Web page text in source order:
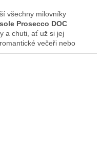
všechny milovníky
Prosecco DOC
a chuti, ať už si jej
večeři nebo